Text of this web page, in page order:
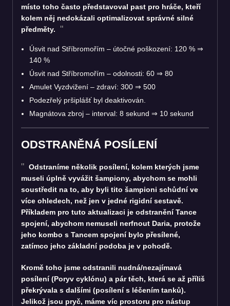
místo toho často představoval past pro hráče, kteří
kolem něj nedokázali optimalizovat správné silné
předměty.
Úsvit nad Stříbromořím – útočné poškození: 120 % ⇒
140 %
Úsvit nad Stříbromořím – odolnosti: 60 ⇒ 80
Amulet Vyzdvižení – zdraví: 300 ⇒ 500
Podezřelý pršiplášť byl deaktivován.
Magnátova zbroj – interval: 8 sekund ⇒ 10 sekund
ODSTRANĚNÁ POSÍLENÍ
Odstraníme několik posílení, kolem kterých jsme
museli úplně vyvážit šampiony, abychom se mohli
soustředit na to, aby byli tito šampioni schůdní ve
více ohledech, než jen v jedné rigidní sestavě.
Příkladem pro tuto aktualizaci je odstranění Tance
spojení, abychom nemuseli nerfnout Daria, protože
jeho kombo s Tancem spojení bylo přesílené,
zatímco jeho základní podoba je v pohodě.
Kromě toho jsme odstranili nudná/nezajímavá
posílení (Poryv cyklónu) a pár těch, která se až příliš
překrývala s dalšími (posílení s léčením tanků).
Jelikož jsou pryč, máme víc prostoru pro nástup